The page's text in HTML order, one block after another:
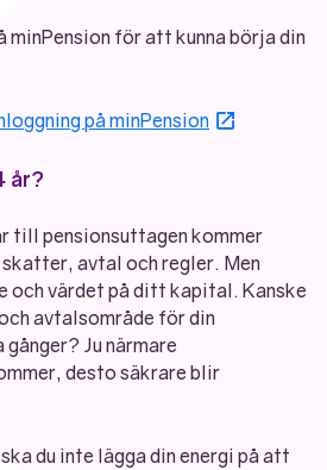
minPension för att kunna börja din
på minPension
år?
till pensionsuttagen kommer
avtal och regler. Men
och värdet på ditt kapital. Kanske
avtalsområde för din
Ju närmare
desto säkrare blir
du inte lägga din energi på att